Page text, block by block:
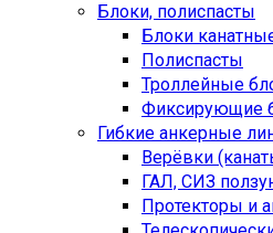
Блоки, полиспасты
Блоки
Полиспасты
Троллейные
Фиксирующие
Гибкие анкерные
Верёвки
ГАЛ, СИЗ
Протекторы и